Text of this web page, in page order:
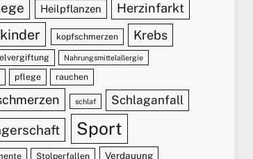
Heilpflanzen Herzinfarkt
kinder kopfschmerzen Krebs
Nahrungsmittelallergie
pflege rauchen
schlaf Schlaganfall
Sport
Stolperfallen Verdauung